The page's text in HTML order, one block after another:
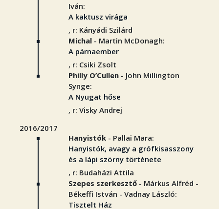
Iván:
A kaktusz virága
, r: Kányádi Szilárd
Michal - Martin McDonagh:
A párnaember
, r: Csiki Zsolt
Philly O’Cullen - John Millington
Synge:
A Nyugat hőse
, r: Visky Andrej
2016/2017
Hanyistók - Pallai Mara:
Hanyistók, avagy a grófkisasszony
és a lápi szörny története
, r: Budaházi Attila
Szepes szerkesztő - Márkus Alfréd -
Békeffi István - Vadnay László:
Tisztelt Ház